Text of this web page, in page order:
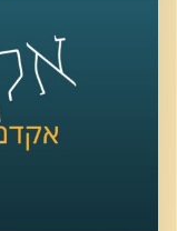
קרדיט תמונות: